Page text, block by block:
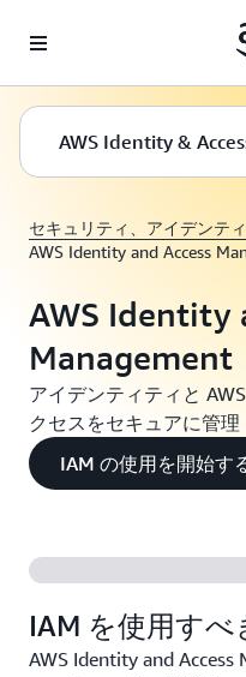
AWS Identity &
セキュリティ、アイデンテ
AWS Identity and Access
AWS Identity
Management
アイデンティティと
クセスをセキュアに管理
IAM の使用を開始す
IAM を使用すべ
AWS Identity and Access